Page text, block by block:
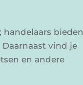
bieden
vind je
en andere